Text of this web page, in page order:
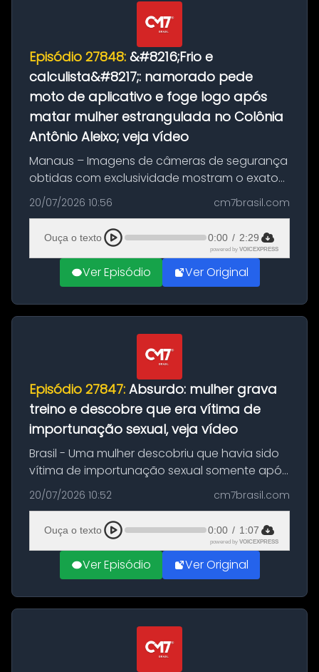
Episódio 27848: &#8216;Frio e
calculista&#8217;: namorado pede
moto de aplicativo e foge logo após
matar mulher estrangulada no Colônia
Antônio Aleixo; veja vídeo
Manaus – Imagens de câmeras de segurança
obtidas com exclusividade mostram o exato
momento da fuga do principal suspeito da
morte de Larissa Araújo, de 28 anos. O crime
ocorreu na noite deste último d...
20/07/2026 10:56 cm7brasil.com
Ouça o texto 0:00 / 2:29
powered by VOICEXPRESS
Ver Episódio Ver Original
Episódio 27847: Absurdo: mulher grava
treino e descobre que era vítima de
importunação sexual, veja vídeo
Brasil - Uma mulher descobriu que havia sido
vítima de importunação sexual somente após
assistir a um vídeo que gravou enquanto
treinava na academia de um condomínio em
Feira de Santana, na Bahia. O c...
20/07/2026 10:52 cm7brasil.com
Ouça o texto 0:00 / 1:07
powered by VOICEXPRESS
Ver Episódio Ver Original